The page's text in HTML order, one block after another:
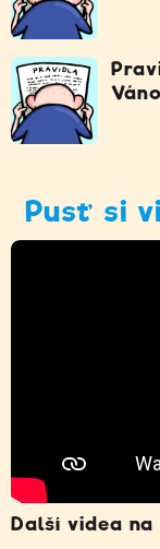
Pusť si
Další videa na